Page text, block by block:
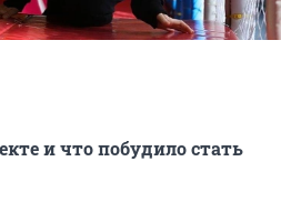
и что побудило стать